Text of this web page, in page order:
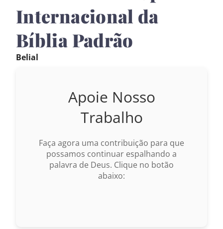
Internacional da
Bíblia Padrão
Belial
Apoie Nosso
Trabalho
Faça agora uma contribuição para que
possamos continuar espalhando a
palavra de Deus. Clique no botão
abaixo: